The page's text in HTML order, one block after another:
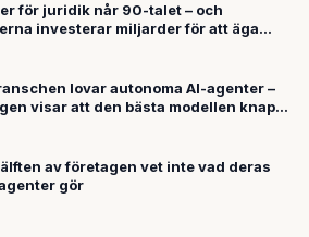
för juridik når 90-talet – och
investerar miljarder för att äga
lovar autonoma AI-agenter –
visar att den bästa modellen knappt
rätt
av företagen vet inte vad deras
gör